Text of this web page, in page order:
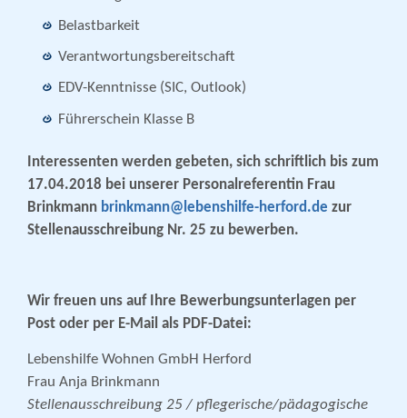
Belastbarkeit
Verantwortungsbereitschaft
EDV-Kenntnisse (SIC, Outlook)
Führerschein Klasse B
Interessenten werden gebeten, sich schriftlich bis zum
17.04.2018 bei unserer Personalreferentin Frau
Brinkmann brinkmann@lebenshilfe-herford.de zur
Stellenausschreibung Nr. 25 zu bewerben.
Wir freuen uns auf Ihre Bewerbungsunterlagen per
Post oder per E-Mail als PDF-Datei:
Lebenshilfe Wohnen GmbH Herford
Frau Anja Brinkmann
Stellenausschreibung 25 / pflegerische/pädagogische